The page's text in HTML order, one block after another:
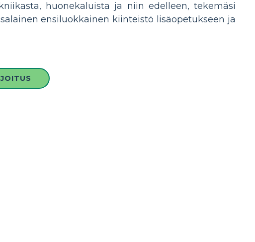
huonekaluista ja niin edelleen, tekemäsi
ensiluokkainen kiinteistö lisäopetukseen ja